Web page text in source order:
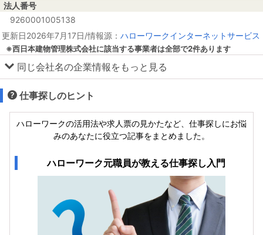
法人番号
9260001005138
更新日2026年7月17日/情報源： ハローワークインターネットサービス
※西日本建物管理株式会社に該当する事業者は全部で2件あります
同じ会社名の企業情報をもっと見る
仕事探しのヒント
ハローワークの活用法や求人票の見かたなど、仕事探しにお悩
みのあなたに役立つ記事をまとめました。
ハローワーク元職員が教える仕事探し入門